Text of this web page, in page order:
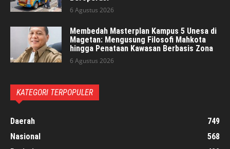
6 Agustus 2026
Membedah Masterplan Kampus 5 Unesa di
Magetan: Mengusung Filosofi Mahkota
hingga Penataan Kawasan Berbasis Zona
6 Agustus 2026
KATEGORI TERPOPULER
Daerah
749
Nasional
568